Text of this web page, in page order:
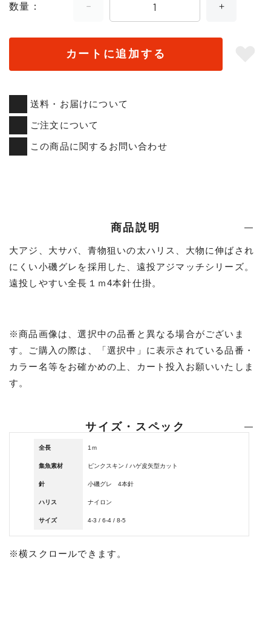
数量
カートに追加する
送料・お届けについて
ご注文について
この商品に関するお問い合わせ
商品説明
大アジ、大サバ、青物狙いの太ハリス、大物に伸ばされ
にくい小磯グレを採用した、遠投アジマッチシリーズ。
遠投しやすい全長１ｍ4本針仕掛。
※商品画像は、選択中の品番と異なる場合がございま
す。ご購入の際は、「選択中」に表示されている品番・
カラー名等をお確かめの上、カート投入お願いいたしま
す。
サイズ・スペック
全長 1ｍ
集魚素材 ピンクスキン / ハゲ皮矢型カット
針 小磯グレ 4本針
ハリス ナイロン
サイズ 4-3 / 6-4 / 8-5
※横スクロールできます。